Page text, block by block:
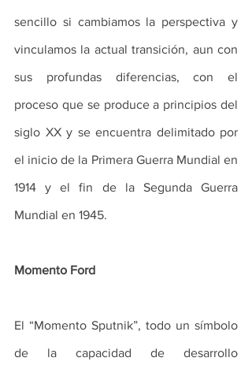
sencillo si cambiamos la perspectiva y
vinculamos la actual transición, aun con
sus profundas diferencias, con el
proceso que se produce a principios del
siglo XX y se encuentra delimitado por
el inicio de la Primera Guerra Mundial en
1914 y el fin de la Segunda Guerra
Mundial en 1945.
Momento Ford
El “Momento Sputnik”, todo un símbolo
de la capacidad de desarrollo